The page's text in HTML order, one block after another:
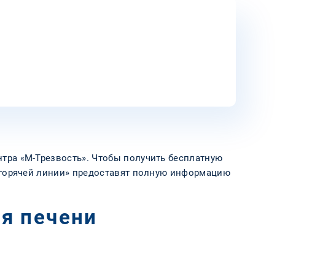
«М-Трезвость». Чтобы получить бесплатную
линии» предоставят полную информацию
печени